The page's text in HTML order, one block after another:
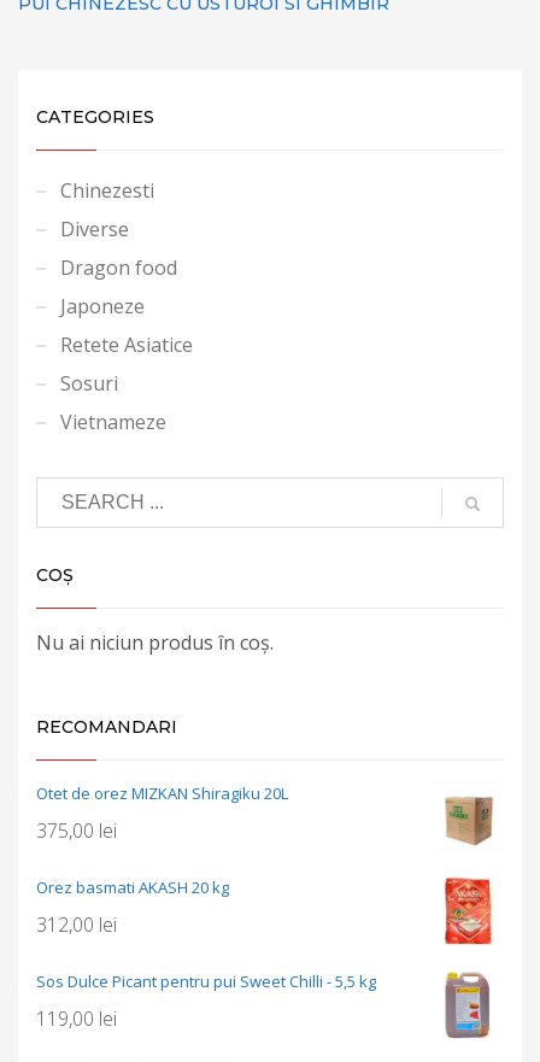
CATEGORIES
Chinezesti
Diverse
Dragon food
Japoneze
Retete Asiatice
Sosuri
Vietnameze
COȘ
Nu ai niciun produs în coș.
RECOMANDARI
Otet de orez MIZKAN Shiragiku 20L
375,00 lei
Orez basmati AKASH 20 kg
312,00 lei
Sos Dulce Picant pentru pui Sweet Chilli - 5,5 kg
119,00 lei